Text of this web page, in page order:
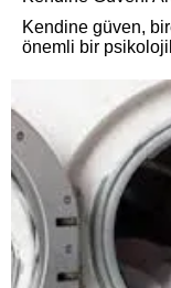
Kendine güven,
önemli bir